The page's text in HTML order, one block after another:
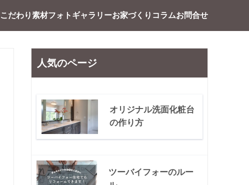
こだわり素材フォトギャラリーお家づくり コラムお問合せ
人気のページ
オリジナル洗面化粧台
の作り方
ツーバイフォーのルー